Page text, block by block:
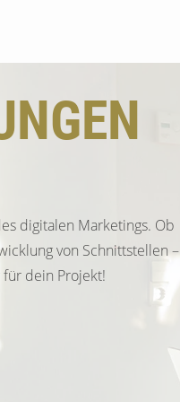
digitalen Marketings. Ob
von Schnittstellen –
dein Projekt!